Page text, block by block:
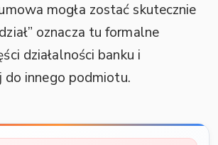
mogła zostać skutecznie
oznacza tu formalne
działalności banku i
do innego podmiotu.